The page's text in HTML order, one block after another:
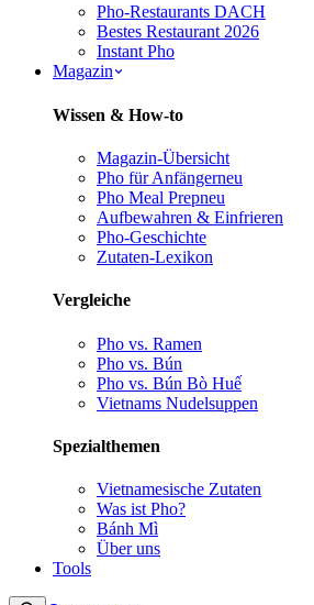
Pho-Restaurants DACH
Bestes Restaurant 2026
Instant Pho
Magazin
Wissen & How-to
Magazin-Übersicht
Pho für Anfängerneu
Pho Meal Prepneu
Aufbewahren & Einfrieren
Pho-Geschichte
Zutaten-Lexikon
Vergleiche
Pho vs. Ramen
Pho vs. Bún
Pho vs. Bún Bò Huế
Vietnams Nudelsuppen
Spezialthemen
Vietnamesische Zutaten
Was ist Pho?
Bánh Mì
Über uns
Tools